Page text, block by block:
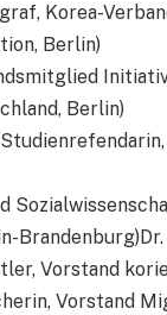
Korea-
Berlin)
Berlin)
Vorstand
Vorstand